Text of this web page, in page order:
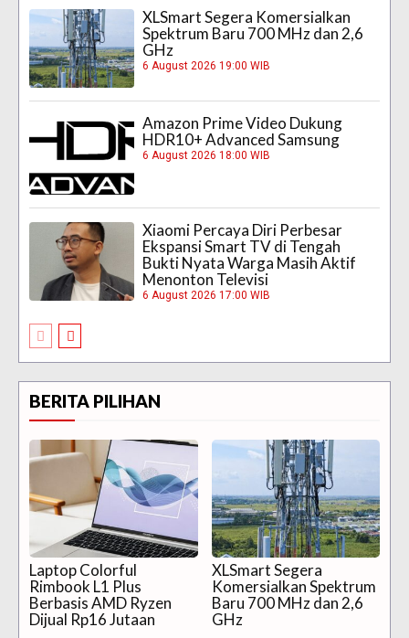
XLSmart Segera Komersialkan
Spektrum Baru 700 MHz dan 2,6
GHz
6 August 2026 19:00 WIB
Amazon Prime Video Dukung
HDR10+ Advanced Samsung
6 August 2026 18:00 WIB
Xiaomi Percaya Diri Perbesar
Ekspansi Smart TV di Tengah
Bukti Nyata Warga Masih Aktif
Menonton Televisi
6 August 2026 17:00 WIB
BERITA PILIHAN
Laptop Colorful
Rimbook L1 Plus
Berbasis AMD Ryzen
Dijual Rp16 Jutaan
XLSmart Segera
Komersialkan Spektrum
Baru 700 MHz dan 2,6
GHz